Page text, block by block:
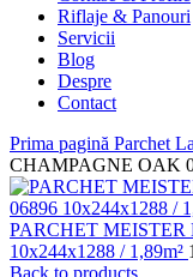
Riflaje & Panouri
Servicii
Blog
Despre
Contact
Prima pagină Parchet
CHAMPAGNE OAK
PARCHET MEISTER
10x244x1288 / 1,89m²
Back to products